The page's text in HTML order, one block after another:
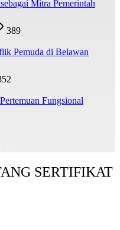
Mitra Pemerintah
389
Pemuda di Belawan
Fungsional
SERTIFIKAT